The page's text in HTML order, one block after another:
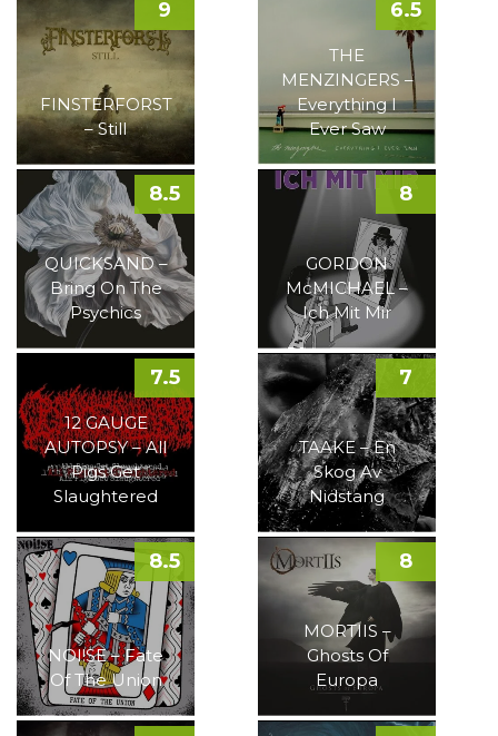
FINSTERFORST
– Still
9
THE
MENZINGERS –
Everything I
Ever Saw
6.5
QUICKSAND –
Bring On The
Psychics
8.5
GORDON
McMICHAEL –
Ich Mit Mir
8
12 GAUGE
AUTOPSY – All
Pigs Get
Slaughtered
7.5
TAAKE – En
Skog Av
Nidstang
7
NOI!SE – Fate
Of The Union
8.5
MORTIIS –
Ghosts Of
Europa
8